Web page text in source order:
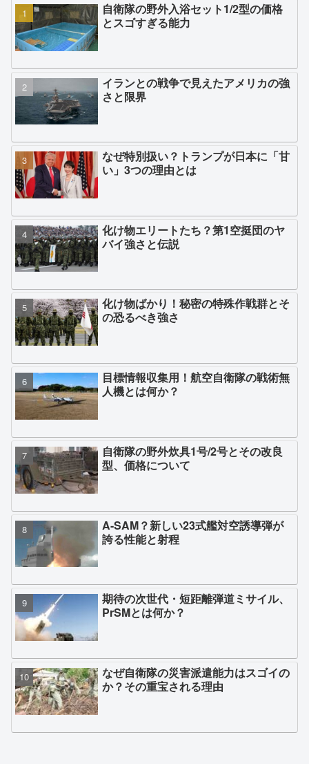
自衛隊の野外入浴セット1/2型の価格
とスゴすぎる能力
イランとの戦争で見えたアメリカの強
さと限界
なぜ特別扱い？トランプが日本に「甘
い」3つの理由とは
化け物エリートたち？第1空挺団のヤ
バイ強さと伝説
化け物ばかり！秘密の特殊作戦群とそ
の恐るべき強さ
目標情報収集用！航空自衛隊の戦術無
人機とは何か？
自衛隊の野外炊具1号/2号とその改良
型、価格について
A-SAM？新しい23式艦対空誘導弾が
誇る性能と射程
期待の次世代・短距離弾道ミサイル、
PrSMとは何か？
なぜ自衛隊の災害派遣能力はスゴイの
か？その重宝される理由